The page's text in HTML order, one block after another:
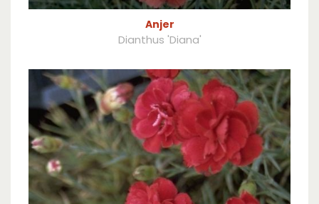
Anjer
Dianthus 'Diana'